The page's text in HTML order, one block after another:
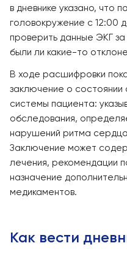
в дневнике указано, что
головокружение с 12:00
проверить данные ЭКГ
были ли какие-то
В ходе расшифровки
заключение о
системы пациента:
обследования,
нарушений ритма
Заключение может
лечения, рекомендации
назначение
медикаментов.
Как вести